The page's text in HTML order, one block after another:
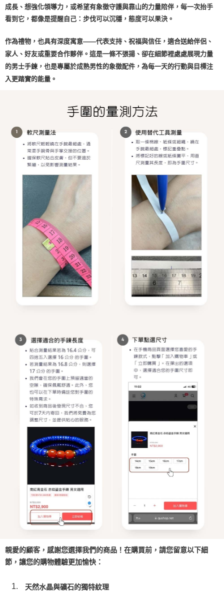
成長、想強化領導力，或希望有象徵守護與靠山的力量陪伴，每一次抬手
看到它，都像是提醒自己：步伐可以沉穩，態度可以果決。
作為禮物，也具有深度寓意——代表支持、祝福與信任，適合送給伴侶、
家人、好友或重要合作夥伴。這是一條不張揚、卻在細節裡處處展現力量
的男士手鍊，也是專屬於成熟男性的象徵配件，為每一天的行動與目標注
入更踏實的能量。
親愛的顧客，感謝您選擇我們的商品！在購買前，請您留意以下細
節，讓您的購物體驗更加愉快：
天然水晶與礦石的獨特紋理